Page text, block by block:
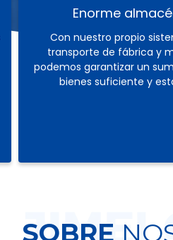
Enorme
Con nuestro propio
transporte de fábrica y
podemos garantizar un
bienes suficiente y
SOBRE